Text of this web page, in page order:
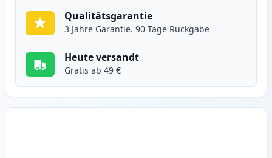
Qualitätsgarantie
3 Jahre Garantie. 90 Tage Rückgabe
Heute versandt
Gratis ab 49 €